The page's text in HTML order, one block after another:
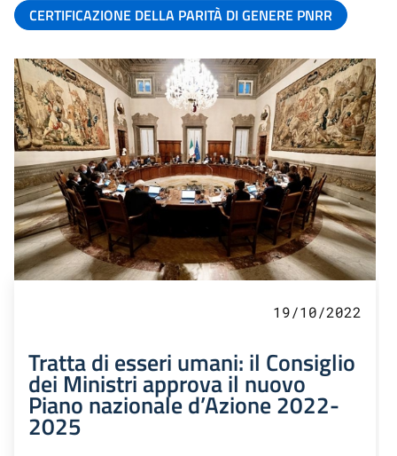
CERTIFICAZIONE DELLA PARITÀ DI GENERE PNRR
19/10/2022
Tratta di esseri umani: il Consiglio
dei Ministri approva il nuovo
Piano nazionale d’Azione 2022-
2025